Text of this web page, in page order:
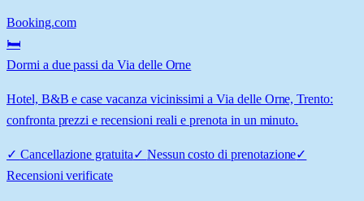
Booking.com
🛏️
Dormi a due passi da Via delle Orne
Hotel, B&B e case vacanza vicinissimi a Via delle Orne, Trento:
confronta prezzi e recensioni reali e prenota in un minuto.
✓ Cancellazione gratuita✓ Nessun costo di prenotazione✓
Recensioni verificate